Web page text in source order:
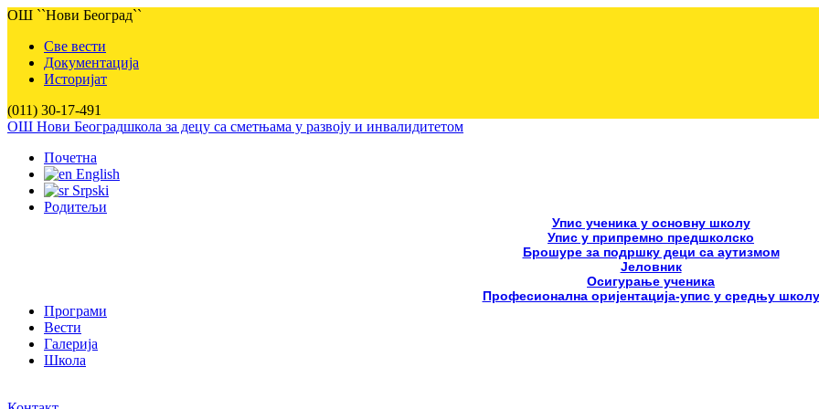
ОШ ``Нови Београд``
Све вести
Документација
Историјат
(011) 30-17-491
ОШ Нови Београдшкола за децу са сметњама у развоју и инвалидитетом
Почетна
English
Srpski
Родитељи
Упис ученика у основну школу
Упис у припремно предшколско
Брошуре за подршку деци са аутизмом
Јеловник
Осигурање ученика
Професионална оријентација-упис у средњу школу
Програми
Вести
Галерија
Школа